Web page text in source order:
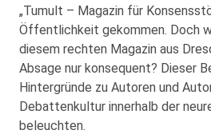
„Tumult – Magazin für
Öffentlichkeit gekommen. Doch
diesem rechten Magazin aus
Absage nur konsequent? Dieser
Hintergründe zu Autoren und
Debattenkultur innerhalb der
beleuchten.